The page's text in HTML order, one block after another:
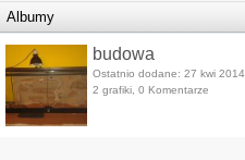
Albumy
budowa
Ostatnio dodane: 27 kwi 2014
2 grafiki, 0 Komentarze